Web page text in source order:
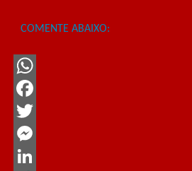
COMENTE ABAIXO:
WhatsApp
Facebook
Twitter
Messenger